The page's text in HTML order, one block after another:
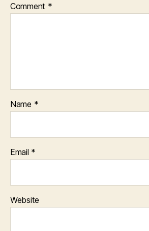
Comment *
Name *
Email *
Website